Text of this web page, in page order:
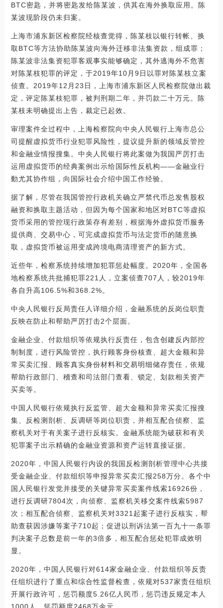
BTC密匙，并将密匙发给陈某波，供其在海外换取应用。陈
某波现阶段仍未归案。
上海市浦东新区检察院经核查觉得，陈某枝以银行转帐、换
取BTC等方法协助陈某波向海外迁移非法集资款，组成罪；
陈某波非法集资犯罪客观事实能够确定，其外逃海外不危害
对陈某枝犯罪的评定，于2019年10月9日以罪对陈某枝立案
侦查。2019年12月23日，上海市浦东新区人民检察院做出裁
定，评定陈某枝犯罪，被判刑期二年，并罚款二十万元。陈
某枝未明确提出上告，裁定已起效。
审理案件全过程中，上海检察院向中央人民银行上海市总公
司提醒虚拟货币行业犯罪风险性，提议提升新的领域反管控
和金融业情报搜集。中央人民银行将此案做为我国严厉打击
运用虚拟货币的经典案例出示给国际性反机构——金融业行
動尤其协作组，向国际社会介绍中国工作经验。
据了解，尽管在我国管控行政机关确立严禁代币总发售股权
融资和换取主题活动，但因为每个国家和地区对BTC等虚拟
货币采用的管控现行政策存有差别，根据海外虚拟货币服务
提供商、交易中心，可完成虚拟货币与法定货币的随意换
取，虚拟货币被运用变成跨境电商清理资产的新方式。
近些年，检察系统持续增加犯罪惩处幅度。2020年，全国各
地检察系统共批捕犯罪221人，立案侦查707人，较2019年
各自升高106.5%和368.2%。
中央人民银行反局责任人详细介绍，金融系统的反岗位职责
反映在防止和帮助严厉打击2个层面。
金融企业、付款组织等依规执行反责任，包含创建反内部控
制制度，进行风险管控，执行顾客身份核查、超大金额和异
常买卖汇报、顾客真实身份材料和交易明细储存责任，依规
帮助行政部门、稽查和司法部门查看、锁定、划款相关资产
买卖等。
中国人民银行依规执行反监管、超大金额和异常买卖汇报搜
集、反检测剖析、反调研等岗位职责，并相互配合侦察、监
察机关对于有关案子进行反核实。金融系统能为破获和有关
犯罪案子出示精确的金融业资源和资产运转直接证据。
2020年，中国人民银行内设的我国反检测剖析管理中心共接
受金融企业、付款组织等申报异常买卖汇报258万分。各个中
国人民银行发觉并接受的关键异常买卖案件线索16926份，
进行反调研7804次，向侦察、监察机关移交案件线索5987
次；相互配合侦察、监察机关对3321起案子进行反核实，帮
助查获因涉嫌等案子710起；促进以刑诉法第一百九十一条罪
判决案子总数是前一年的3倍多，相互配合惩处犯罪成效明
显。
2020年，中国人民银行对614家金融企业、付款组织等反责
任组织进行了重点和综合性监督检查，依规对537家责任组织
开展行政许可，惩罚额度5.26亿人民币，惩罚违反规定本人
1000人，惩罚额度2468万余元。